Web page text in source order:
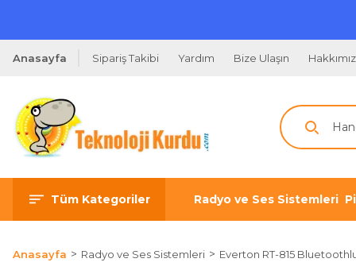
Anasayfa Sipariş Takibi Yardım Bize Ulaşın
Tüm Kategoriler Radyo ve Ses Sistemleri
Anasayfa Radyo ve Ses Sistemleri Everton RT-815